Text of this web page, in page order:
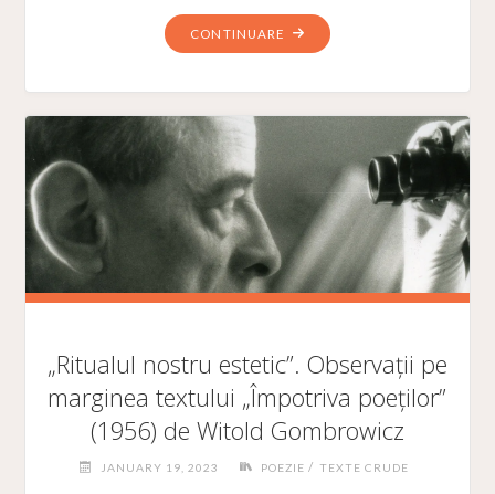
CONTINUARE
"LOOS
–
„Ritualul nostru estetic”. Observații pe
marginea textului „Împotriva poeților”
(1956) de Witold Gombrowicz
JANUARY 19, 2023 POEZIE / TEXTE CRUDE